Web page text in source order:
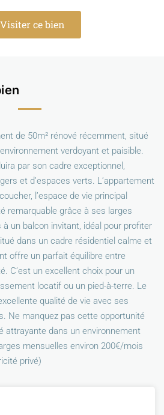
Visiter ce bien
de 50m² rénové récemment, situé
verdoyant et paisible.
par son cadre exceptionnel,
et d’espaces verts. L’appartement
l’espace de vie principal
remarquable grâce à ses larges
un balcon invitant, idéal pour profiter
dans un cadre résidentiel calme et
offre un parfait équilibre entre
C’est un excellent choix pour un
locatif ou un pied-à-terre. Le
qualité de vie avec ses
Ne manquez pas cette opportunité
attrayante dans un environnement
mensuelles environ 200€/mois
privé)